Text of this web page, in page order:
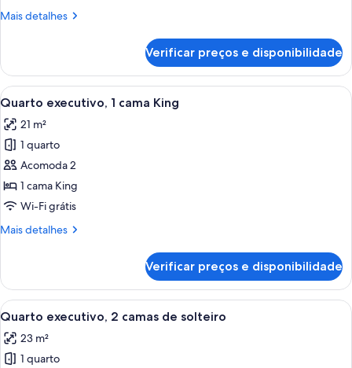
cama
Mais detalhes
Mais
Quarto,
cama
solteiro
Verificar preços e disponibilidade
Carrega
todas
as
fotos
de
Quarto
executivo,
cama
Quarto de hotel com uma cama
4
Quarto executivo, 1 cama King
21 m²
1 quarto
Acomoda 2
1 cama King
Wi-Fi grátis
Mais detalhes
Mais
executivo,
cama
Verificar preços e disponibilidade
Carrega
todas
as
fotos
Quarto de hotel com duas camas,
4
Quarto executivo, 2 camas de solteiro
23 m²
1 quarto